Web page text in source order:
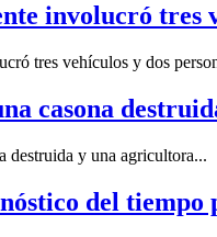
involucró tres
tres vehículos y dos
casona
destruida y una agricultora...
del tiempo